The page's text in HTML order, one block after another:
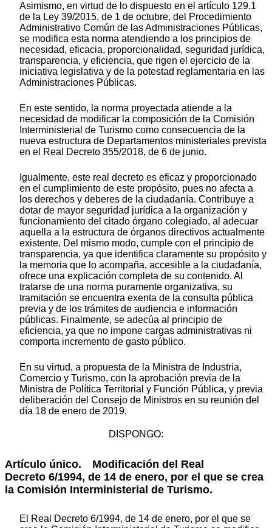
Asimismo, en virtud de lo dispuesto en el artículo 129.1
de la Ley 39/2015, de 1 de octubre, del Procedimiento
Administrativo Común de las Administraciones Públicas,
se modifica esta norma atendiendo a los principios de
necesidad, eficacia, proporcionalidad, seguridad jurídica,
transparencia, y eficiencia, que rigen el ejercicio de la
iniciativa legislativa y de la potestad reglamentaria en las
Administraciones Públicas.
En este sentido, la norma proyectada atiende a la
necesidad de modificar la composición de la Comisión
Interministerial de Turismo como consecuencia de la
nueva estructura de Departamentos ministeriales prevista
en el Real Decreto 355/2018, de 6 de junio.
Igualmente, este real decreto es eficaz y proporcionado
en el cumplimiento de este propósito, pues no afecta a
los derechos y deberes de la ciudadanía. Contribuye a
dotar de mayor seguridad jurídica a la organización y
funcionamiento del citado órgano colegiado, al adecuar
aquella a la estructura de órganos directivos actualmente
existente. Del mismo modo, cumple con el principio de
transparencia, ya que identifica claramente su propósito y
la memoria que lo acompaña, accesible a la ciudadanía,
ofrece una explicación completa de su contenido. Al
tratarse de una norma puramente organizativa, su
tramitación se encuentra exenta de la consulta pública
previa y de los trámites de audiencia e información
públicas. Finalmente, se adecúa al principio de
eficiencia, ya que no impone cargas administrativas ni
comporta incremento de gasto público.
En su virtud, a propuesta de la Ministra de Industria,
Comercio y Turismo, con la aprobación previa de la
Ministra de Política Territorial y Función Pública, y previa
deliberación del Consejo de Ministros en su reunión del
día 18 de enero de 2019,
DISPONGO:
Artículo único. Modificación del Real
Decreto 6/1994, de 14 de enero, por el que se crea
la Comisión Interministerial de Turismo.
El Real Decreto 6/1994, de 14 de enero, por el que se